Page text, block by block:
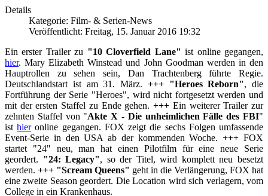
Details
Kategorie: Film- & Serien-News
Veröffentlicht: Freitag, 15. Januar 2016 19:32
Ein erster Trailer zu "10 Cloverfield Lane" ist online gegangen,
hier. Mary Elizabeth Winstead und John Goodman werden in den
Hauptrollen zu sehen sein, Dan Trachtenberg führte Regie.
Deutschlandstart ist am 31. März. +++ "Heroes Reborn", die
Fortführung der Serie "Heroes", wird nicht fortgesetzt werden und
mit der ersten Staffel zu Ende gehen.+++ Ein weiterer Trailer zur
zehnten Staffel von "Akte X - Die unheimlichen Fälle des FBI"
isthieronline gegangen. FOX zeigt die sechs Folgen umfassende
Event-Serie in den USA ab der kommenden Woche.+++FOX
startet "24" neu, man hat einen Pilotfilm für eine neue Serie
geordert. "24: Legacy", so der Titel, wird komplett neu besetzt
werden. +++ "Scream Queens" geht in die Verlängerung, FOX hat
eine zweite Season geordert. Die Location wird sich verlagern, vom
College in ein Krankenhaus.